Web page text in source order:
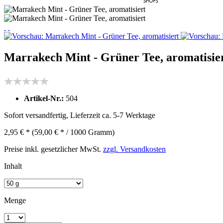
Marrakech Mint - Grüner Tee,
Artikel-Nr.: 504
Sofort versandfertig, Lieferzeit ca. 5-7 Werktage
2,95 € * (59,00 € * / 1000 Gramm)
Preise inkl. gesetzlicher MwSt. zzgl. Versandkosten
Inhalt
Menge